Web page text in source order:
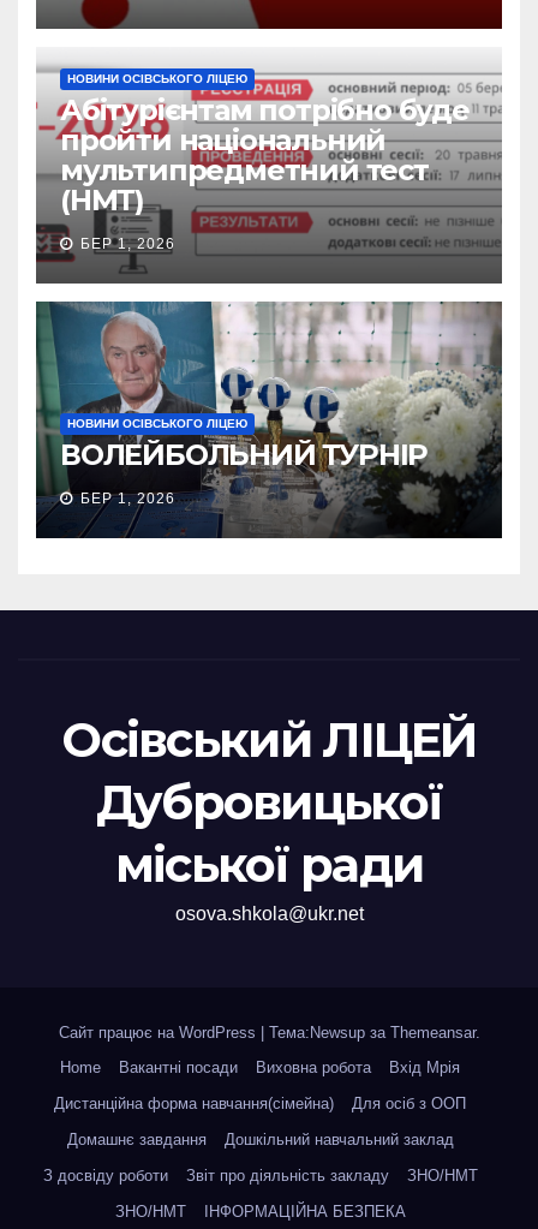
НОВИНИ ОСІВСЬКОГО ЛІЦЕЮ
Абітурієнтам потрібно буде
пройти національний
мультипредметний тест
(НМТ)
БЕР 1, 2026
НОВИНИ ОСІВСЬКОГО ЛІЦЕЮ
ВОЛЕЙБОЛЬНИЙ ТУРНІР
БЕР 1, 2026
Осівський ЛІЦЕЙ
Дубровицької
міської ради
osova.shkola@ukr.net
Сайт працює на WordPress Тема:Newsup за Themeansar.
Home
Вакантні посади Виховна робота
Вхід Мрія
Дистанційна форма навчання(сімейна)
Для осіб з ООП
Домашнє завдання
Дошкільний навчальний заклад
З досвіду роботи
Звіт про діяльність закладу
ЗНО/НМТ
ЗНО/НМТ
ІНФОРМАЦІЙНА БЕЗПЕКА